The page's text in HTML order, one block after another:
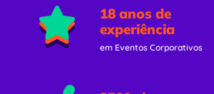
18 anos de
experiência
em Eventos Corporativos